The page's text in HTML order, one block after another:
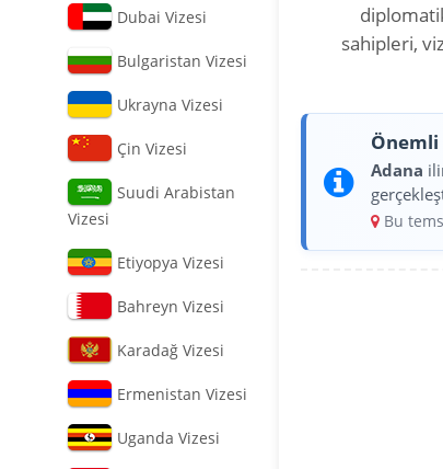
Dubai Vizesi
Bulgaristan Vizesi
Ukrayna Vizesi
Çin Vizesi
Suudi Arabistan
Vizesi
Etiyopya Vizesi
Bahreyn Vizesi
Karadağ Vizesi
Ermenistan Vizesi
Uganda Vizesi
sahipleri,
Önemli
Adana
Bu